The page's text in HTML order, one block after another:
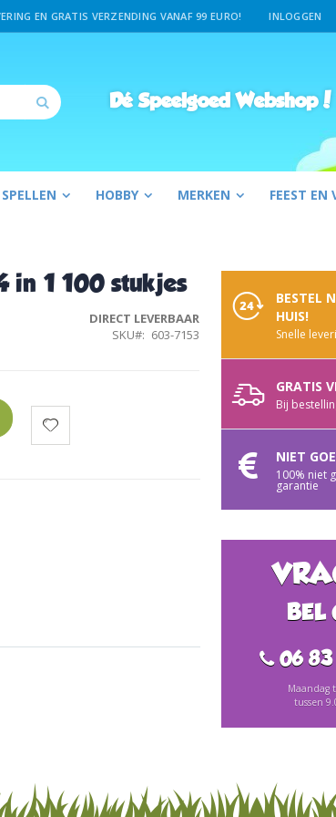
EN GRATIS VERZENDING VANAF 99 EURO! INLOGGEN
Dé Speelgoed Webshop!
SPELLEN HOBBY MERKEN FEEST EN
in 1 100 stukjes
DIRECT LEVERBAAR
SKU
603-7153
BESTEL
HUIS!
Snelle
GRATIS
Bij
NIET
100% niet
garantie
BEL
06 83
Maandag
tussen